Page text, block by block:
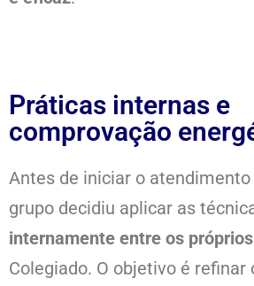
Práticas internas e
comprovação
Antes de iniciar o atendimento
grupo decidiu aplicar as
internamente entre os
Colegiado. O objetivo é refinar